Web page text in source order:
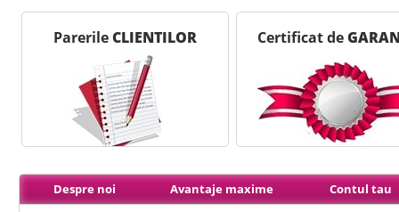
ParerileCLIENTILOR Certificat de
Despre noi Avantaje maxime Contul tau